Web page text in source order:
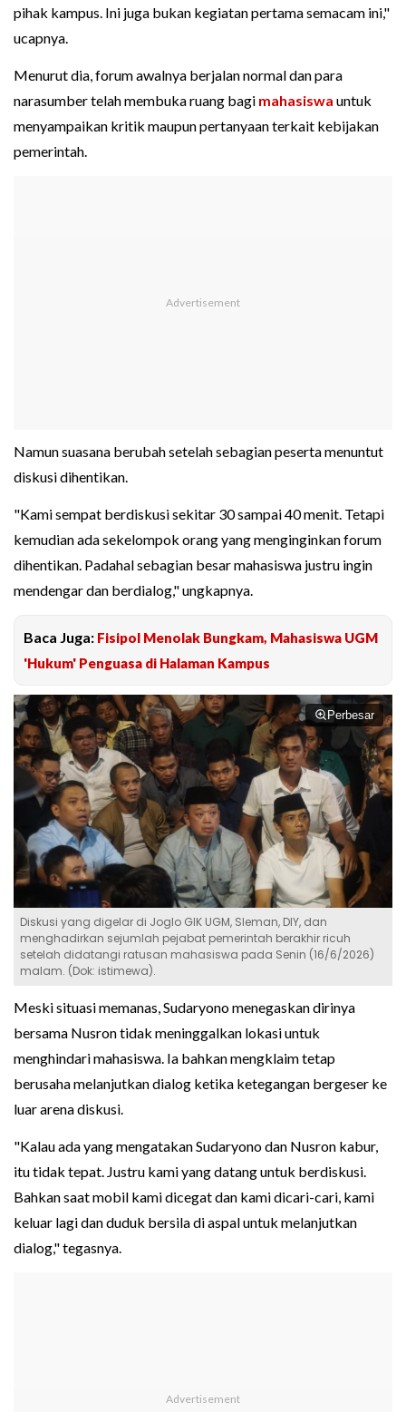
pihak kampus. Ini juga bukan kegiatan pertama semacam ini,"
ucapnya.
Menurut dia, forum awalnya berjalan normal dan para
narasumber telah membuka ruang bagi mahasiswa untuk
menyampaikan kritik maupun pertanyaan terkait kebijakan
pemerintah.
Namun suasana berubah setelah sebagian peserta menuntut
diskusi dihentikan.
"Kami sempat berdiskusi sekitar 30 sampai 40 menit. Tetapi
kemudian ada sekelompok orang yang menginginkan forum
dihentikan. Padahal sebagian besar mahasiswa justru ingin
mendengar dan berdialog," ungkapnya.
Baca Juga: Fisipol Menolak Bungkam, Mahasiswa UGM
'Hukum' Penguasa di Halaman Kampus
Perbesar
Diskusi yang digelar di Joglo GIK UGM, Sleman, DIY, dan
menghadirkan sejumlah pejabat pemerintah berakhir ricuh
setelah didatangi ratusan mahasiswa pada Senin (16/6/2026)
malam. (Dok: istimewa).
Meski situasi memanas, Sudaryono menegaskan dirinya
bersama Nusron tidak meninggalkan lokasi untuk
menghindari mahasiswa. Ia bahkan mengklaim tetap
berusaha melanjutkan dialog ketika ketegangan bergeser ke
luar arena diskusi.
"Kalau ada yang mengatakan Sudaryono dan Nusron kabur,
itu tidak tepat. Justru kami yang datang untuk berdiskusi.
Bahkan saat mobil kami dicegat dan kami dicari-cari, kami
keluar lagi dan duduk bersila di aspal untuk melanjutkan
dialog," tegasnya.